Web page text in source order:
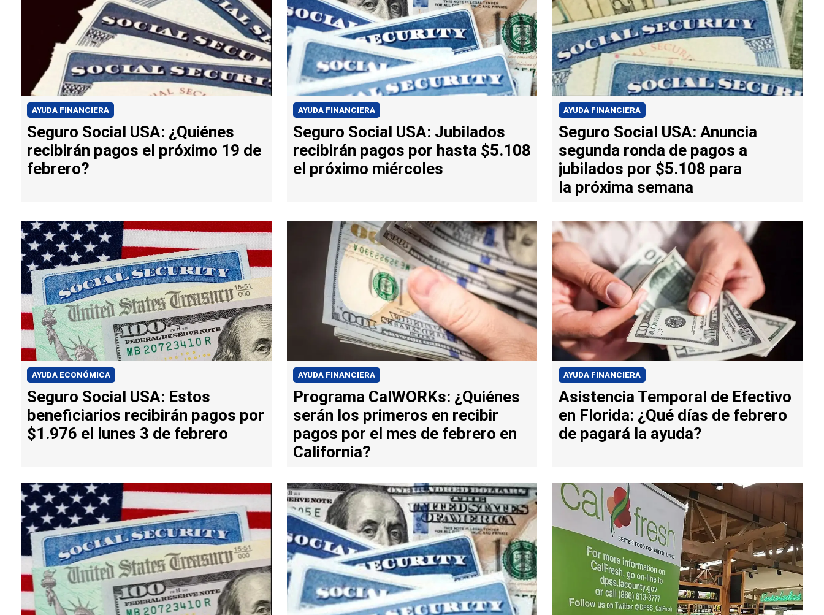
AYUDA FINANCIERA
Seguro Social USA: ¿Quiénes
recibirán pagos el próximo 19 de
febrero?
AYUDA FINANCIERA
Seguro Social USA: Jubilados
recibirán pagos por hasta $5.108
el próximo miércoles
AYUDA FINANCIERA
Seguro Social USA: Anuncia
segunda ronda de pagos a
jubilados por $5.108 para
la próxima semana
AYUDA ECONÓMICA
Seguro Social USA: Estos
beneficiarios recibirán pagos por
$1.976 el lunes 3 de febrero
AYUDA FINANCIERA
Programa CalWORKs: ¿Quiénes
serán los primeros en recibir
pagos por el mes de febrero en
California?
AYUDA FINANCIERA
Asistencia Temporal de Efectivo
en Florida: ¿Qué días de febrero
de pagará la ayuda?